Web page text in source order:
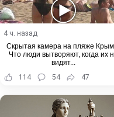
4 ч. назад
Скрытая камера на пляже
Что люди вытворяют, когда их
видят...
114
54 47